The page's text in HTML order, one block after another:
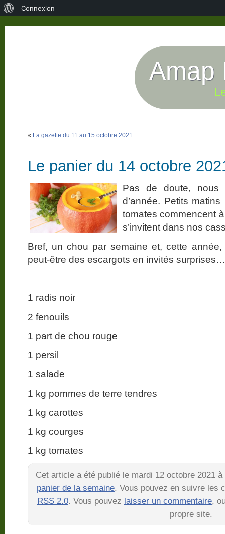
Amap
« La gazette du 11 au 15 octobre 2021
Le panier du 14 octobre
Pas de doute,
d’année. Petits
tomates commencent
s’invitent dans nos
Bref, un chou par semaine et, cette
peut-être des escargots en invités surprises…
1 radis noir
2 fenouils
1 part de chou rouge
1 persil
1 salade
1 kg pommes de terre tendres
1 kg carottes
1 kg courges
1 kg tomates
Cet article a été publié le mardi 12 octobre 2021
panier de la semaine. Vous pouvez en suivre les
RSS 2.0. Vous pouvez laisser un commentaire,
propre site.
Connexion